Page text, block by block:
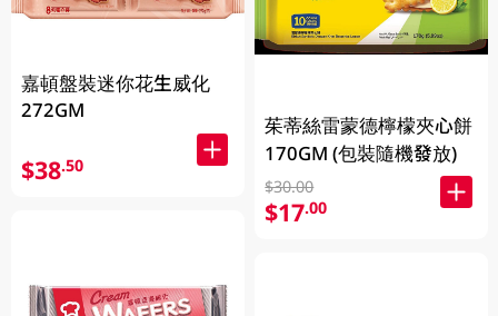
嘉頓盤裝迷你花生威化
272GM
$38.50
茱蒂絲雷蒙德檸檬夾心餅
170GM (包裝隨機發放)
$30.00
$17.00